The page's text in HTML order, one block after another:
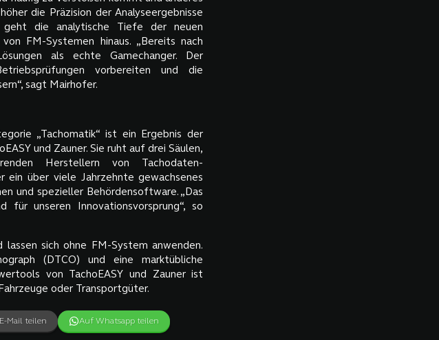
die Präzision der Analyseergebnisse
geht die analytische Tiefe der neuen
FM-Systemen hinaus. „Bereits nach
als echte Gamechanger. Der
vorbereiten und die
sagt Mairhofer.
„Tachomatik“ ist ein Ergebnis der
und Zauner. Sie ruht auf drei Säulen,
Herstellern von Tachodaten-
ein über viele Jahrzehnte gewachsenes
und spezieller Behördensoftware. „Das
unseren Innovationsvorsprung“, so
sich ohne FM-System anwenden.
(DTCO) und eine marktübliche
von TachoEASY und Zauner ist
oder Transportgüter.
Mail teilen Auf Whatsapp teilen